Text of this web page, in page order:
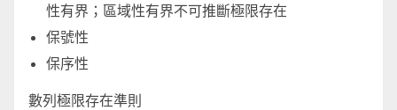
性有界；區域性有界不可推斷極限存在
保號性
保序性
數列極限存在準則